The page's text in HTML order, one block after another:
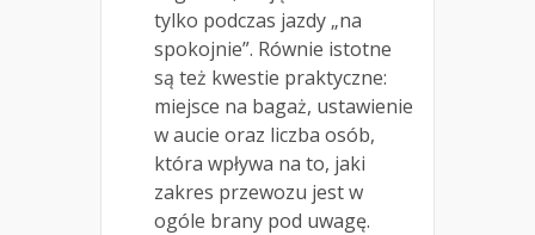
tylko podczas jazdy „na
spokojnie”. Równie istotne
są też kwestie praktyczne:
miejsce na bagaż, ustawienie
w aucie oraz liczba osób,
która wpływa na to, jaki
zakres przewozu jest w
ogóle brany pod uwagę.